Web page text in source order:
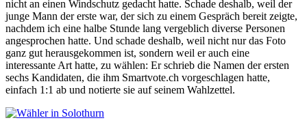
nicht an einen Windschutz gedacht hatte. Schade deshalb, weil der
junge Mann der erste war, der sich zu einem Gespräch bereit zeigte,
nachdem ich eine halbe Stunde lang vergeblich diverse Personen
angesprochen hatte. Und schade deshalb, weil nicht nur das Foto
ganz gut herausgekommen ist, sondern weil er auch eine
interessante Art hatte, zu wählen: Er schrieb die Namen der ersten
sechs Kandidaten, die ihm Smartvote.ch vorgeschlagen hatte,
einfach 1:1 ab und notierte sie auf seinem Wahlzettel.